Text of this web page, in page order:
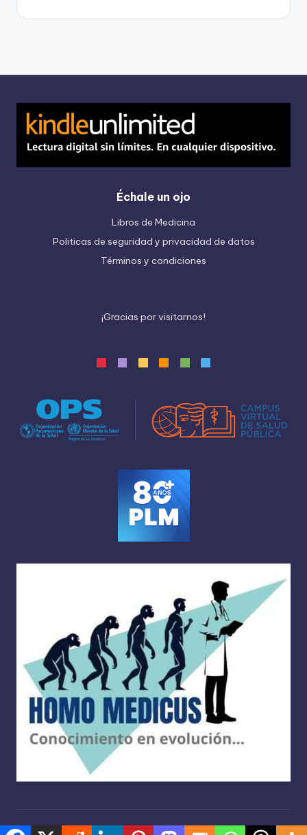
Échale un ojo
Libros de Medicina
Politicas de seguridad y privacidad de datos
Términos y condiciones
¡Gracias porvisitarnos!
Copyright 2026 — Homo medicus . Derechos reservados.